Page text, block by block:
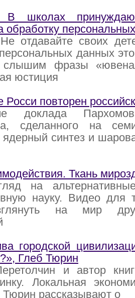
В школах
обработку
отдавайте своих
данных
фразы
юстиция
Росси повторен
доклада
сделанного на
синтез и
Ткань
на
науку. Видео для
на мир
городской
Глеб Тюрин
и автор
Локальная
рассказывают о